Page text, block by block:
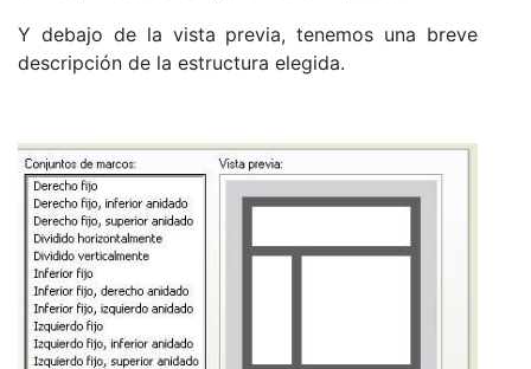
Y debajo de la vista previa, tenemos una breve
descripción de la estructura elegida.